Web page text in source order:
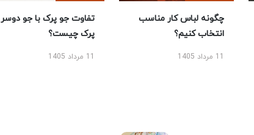
چگونه لباس کار مناسب
انتخاب کنیم؟
11 مرداد 1405
تفاوت جو پرک با جو دوسر
پرک چیست؟
11 مرداد 1405